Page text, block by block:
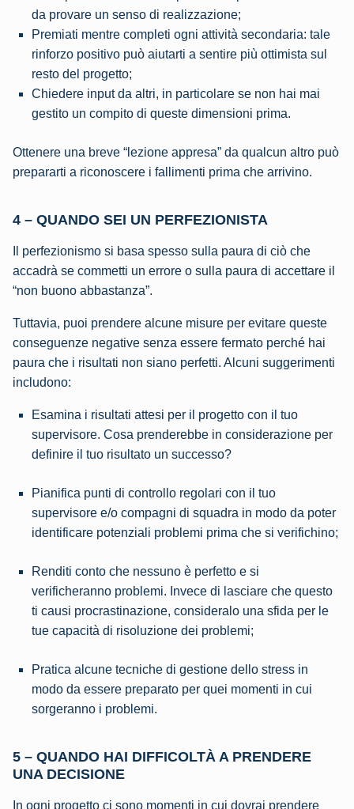
da provare un senso di realizzazione;
Premiati mentre completi ogni attività secondaria: tale
rinforzo positivo può aiutarti a sentire più ottimista sul
resto del progetto;
Chiedere input da altri, in particolare se non hai mai
gestito un compito di queste dimensioni prima.
Ottenere una breve “lezione appresa” da qualcun altro può
prepararti a riconoscere i fallimenti prima che arrivino.
4 – QUANDO SEI UN PERFEZIONISTA
Il perfezionismo si basa spesso sulla paura di ciò che
accadrà se commetti un errore o sulla paura di accettare il
“non buono abbastanza”.
Tuttavia, puoi prendere alcune misure per evitare queste
conseguenze negative senza essere fermato perché hai
paura che i risultati non siano perfetti. Alcuni suggerimenti
includono:
Esamina i risultati attesi per il progetto con il tuo
supervisore. Cosa prenderebbe in considerazione per
definire il tuo risultato un successo?
Pianifica punti di controllo regolari con il tuo
supervisore e/o compagni di squadra in modo da poter
identificare potenziali problemi prima che si verifichino;
Renditi conto che nessuno è perfetto e si
verificheranno problemi. Invece di lasciare che questo
ti causi procrastinazione, consideralo una sfida per le
tue capacità di risoluzione dei problemi;
Pratica alcune tecniche di gestione dello stress in
modo da essere preparato per quei momenti in cui
sorgeranno i problemi.
5 – QUANDO HAI DIFFICOLTÀ A PRENDERE
UNA DECISIONE
In ogni progetto ci sono momenti in cui dovrai prendere